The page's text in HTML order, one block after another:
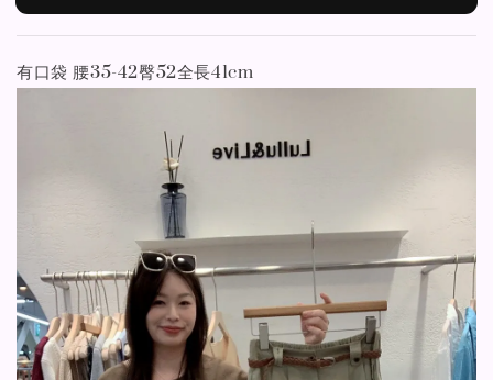
有口袋 腰35-42臀52全長41cm